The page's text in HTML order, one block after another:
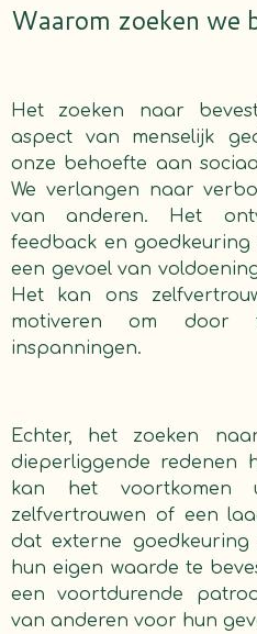
Waarom zoeken we
Het zoeken naar
aspect van menselijk
onze behoefte aan
We verlangen naar
van anderen. Het
feedback en goedkeuring
een gevoel van
Het kan ons
motiveren om
inspanningen.
Echter, het zoeken
dieperliggende redenen
kan het
zelfvertrouwen of een
dat externe
hun eigen waarde te
een voortdurende
van anderen voor hun